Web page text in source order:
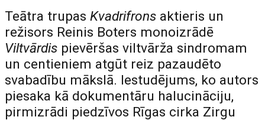
Teātra trupasKvadrifrons aktieris un
režisors Reinis Boters monoizrādē
Viltvārdis pievēršas viltvārža sindromam
un centieniem atgūt reiz pazaudēto
svabadību mākslā. Iestudējums, ko autors
piesaka kā dokumentāru halucināciju,
pirmizrādi piedzīvos Rīgas cirka Zirgu